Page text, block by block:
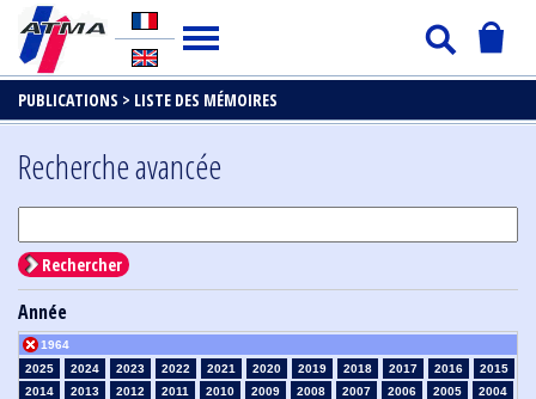
PUBLICATIONS > LISTE DES MÉMOIRES
Recherche avancée
Rechercher
Année
2025 2024 2023 2022 2021 2020 2019 2018 2017 2016
2015
2014
2013 2012 2011 2010 2009 2008 2007 2006 2005
2004
1964